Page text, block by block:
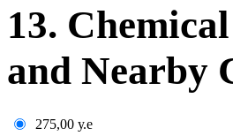
13.
and Nearby
275,00 у.е